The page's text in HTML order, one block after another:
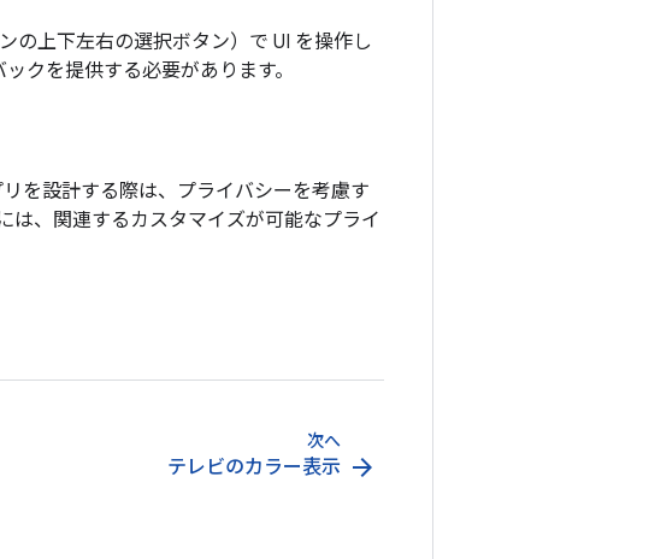
の上下左右の選択ボタン）で UI を操作し
クを提供する必要があります。
を設計する際は、プライバシーを考慮す
は、関連するカスタマイズが可能なプライ
次へ
テレビのカラー表示 arrow_forward